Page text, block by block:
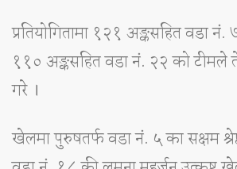
प्रतियोगितामा १२१ अङ्कसहित वडा नं.
११० अङ्कसहित वडा नं. २२ को टीमले
गरे ।
खेलमा पुरुषतर्फ वडा नं. ५ का सक्षम